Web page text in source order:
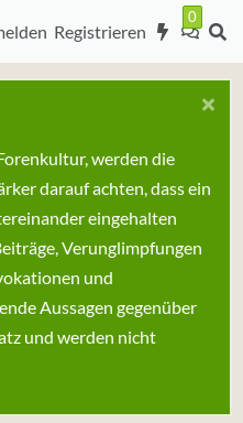
Registrieren
werden die
darauf achten, dass ein
eingehalten
Verunglimpfungen
und
Aussagen gegenüber
und werden nicht